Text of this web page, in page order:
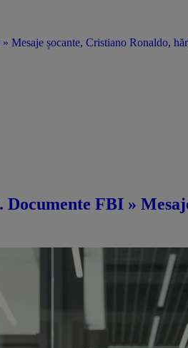
Mesaje șocante, Cristiano Ronaldo,
FBI »